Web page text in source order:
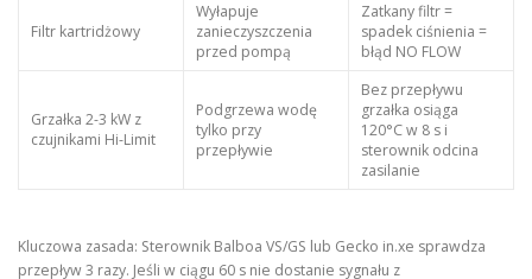
Filtr kartridżowy
Wyłapuje
zanieczyszczenia
przed pompą
Zatkany filtr =
spadek ciśnienia =
błąd NO FLOW
Grzałka 2-3 kW z
czujnikami Hi-Limit
Podgrzewa wodę
tylko przy
przepływie
Bez przepływu
grzałka osiąga
120°C w 8 s i
sterownik odcina
zasilanie
Kluczowa zasada: Sterownik Balboa VS/GS lub Gecko in.xe sprawdza
przepływ 3 razy. Jeśli w ciągu 60 s nie dostanie sygnału z